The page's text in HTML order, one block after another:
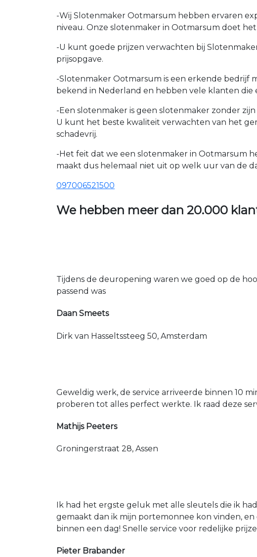
-Wij Slotenmaker Ootmarsum hebben ervaren
niveau. Onze slotenmaker in Ootmarsum doet
-U kunt goede prijzen verwachten bij
prijsopgave.
-Slotenmaker Ootmarsum is een erkende bedrijf
bekend in Nederland en hebben vele klanten
-Een slotenmaker is geen slotenmaker zonder
U kunt het beste kwaliteit verwachten van het
schadevrij.
-Het feit dat we een slotenmaker in Ootmarsum
maakt dus helemaal niet uit op welk uur van de
097006521500
We hebben meer dan 20.000
Tijdens de deuropening waren we goed op de
passend was
Daan Smeets
Dirk van Hasseltssteeg 50, Amsterdam
Geweldig werk, de service arriveerde binnen 10
proberen tot alles perfect werkte. Ik raad deze
Mathijs Peeters
Groningerstraat 28, Assen
Ik had het ergste geluk met alle sleutels die ik
gemaakt dan ik mijn portemonnee kon vinden,
binnen een dag! Snelle service voor redelijke
Pieter Brabander